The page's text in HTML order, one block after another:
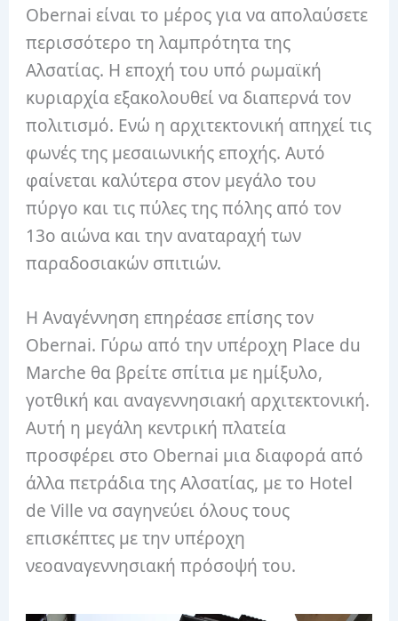
Obernai είναι το μέρος για να απολαύσετε
περισσότερο τη λαμπρότητα της
Αλσατίας. Η εποχή του υπό ρωμαϊκή
κυριαρχία εξακολουθεί να διαπερνά τον
πολιτισμό. Ενώ η αρχιτεκτονική απηχεί τις
φωνές της μεσαιωνικής εποχής. Αυτό
φαίνεται καλύτερα στον μεγάλο του
πύργο και τις πύλες της πόλης από τον
13ο αιώνα και την αναταραχή των
παραδοσιακών σπιτιών.
Η Αναγέννηση επηρέασε επίσης τον
Obernai. Γύρω από την υπέροχη Place du
Marche θα βρείτε σπίτια με ημίξυλο,
γοτθική και αναγεννησιακή αρχιτεκτονική.
Αυτή η μεγάλη κεντρική πλατεία
προσφέρει στο Obernai μια διαφορά από
άλλα πετράδια της Αλσατίας, με το Hotel
de Ville να σαγηνεύει όλους τους
επισκέπτες με την υπέροχη
νεοαναγεννησιακή πρόσοψή του.